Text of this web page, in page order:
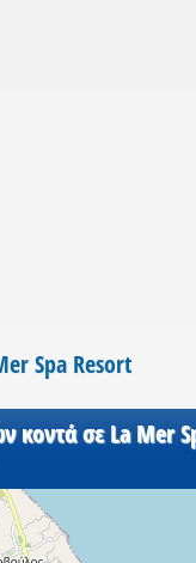
Spa Resort
κοντά σε La Mer